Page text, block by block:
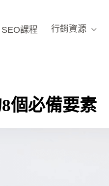
SEO課程 行銷資源
個必備要素